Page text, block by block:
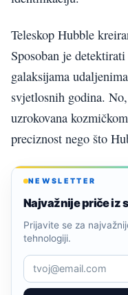
Teleskop Hubble
Sposoban je
galaksijama
svjetlosnih godina.
uzrokovana
preciznost nego što
NEWSLETTER
Najvažnije priče iz
Prijavite se za
tehnologiji.